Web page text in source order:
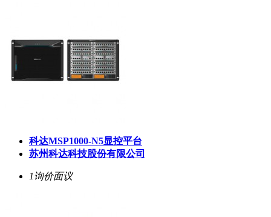
科达MSP1000-N5显控平台
苏州科达科技股份有限公司
1询价面议